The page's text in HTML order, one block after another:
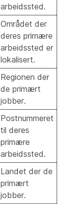
arbeidssted.
Området der
deres primære
arbeidssted er
lokalisert.
Regionen der
de primært
jobber.
Postnummeret
til deres
primære
arbeidssted.
Landet der de
primært
jobber.